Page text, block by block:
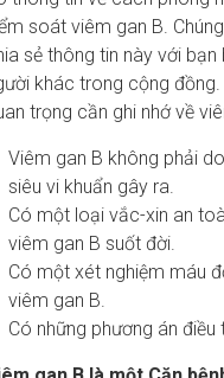
soát viêm gan B.
sẻ thông tin này với bạn
khác trong cộng
trọng cần ghi nhớ về
Viêm gan B không phải
siêu vi khuẩn gây ra.
Có một loại vắc-xin an
viêm gan B suốt đời.
Có một xét nghiệm máu
viêm gan B.
Có những phương án điều